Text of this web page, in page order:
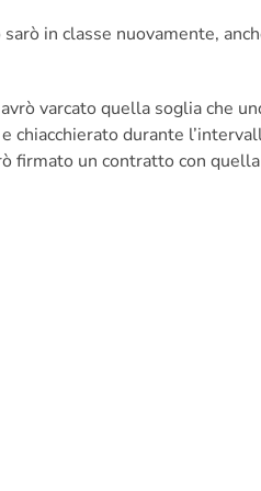
in classe nuovamente,
varcato quella soglia che
chiacchierato durante
firmato un contratto con